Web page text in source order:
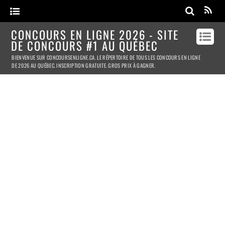
CONCOURS EN LIGNE 2026 - SITE
DE CONCOURS #1 AU QUÉBEC
BIENVENUE SUR CONCOURSENLIGNE.CA. LE RÉPERTOIRE DE TOUS LES CONCOURS EN LIGNE
DE 2026 AU QUÉBEC. INSCRIPTION GRATUITE. GROS PRIX À GAGNER.